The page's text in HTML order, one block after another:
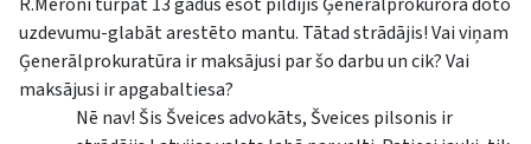
uzdevumu-glabāt arestēto mantu. Tātad strādājis! Vai viņam
Ģenerālprokuratūra ir maksājusi par šo darbu un cik? Vai
maksājusi ir apgabaltiesa?
Nē nav! Šis Šveices advokāts, Šveices pilsonis ir